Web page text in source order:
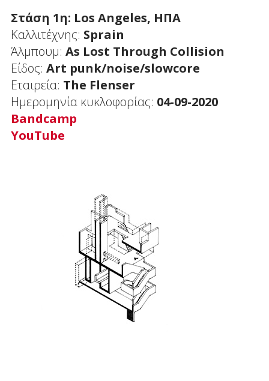
Στάση 1η: Los Angeles, ΗΠΑ
Καλλιτέχνης: Sprain
Άλμπουμ: As Lost Through Collision
Είδος: Art punk/noise/slowcore
Εταιρεία: The Flenser
Ημερομηνία κυκλοφορίας: 04-09-2020
Bandcamp
YouTube